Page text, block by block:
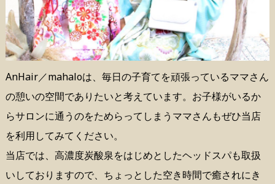
AnHair／mahaloは、毎日の子育てを頑張っているママさん
の憩いの空間でありたいと考えています。お子様がいるか
らサロンに通うのをためらってしまうママさんもぜひ当店
を利用してみてください。
当店では、高濃度炭酸泉をはじめとしたヘッドスパも取扱
いしておりますので、ちょっとした空き時間で癒されにき